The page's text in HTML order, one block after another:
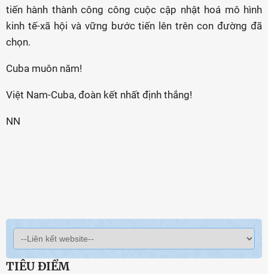
tiến hành thành công công cuộc cập nhật hoá mô hình
kinh tế-xã hội và vững bước tiến lên trên con đường đã
chọn.
Cuba muôn năm!
Việt Nam-Cuba, đoàn kết nhất định thắng!
NN
TIÊU ĐIỂM